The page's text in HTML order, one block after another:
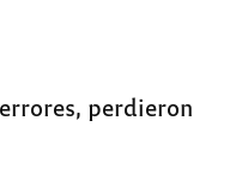
perdieron